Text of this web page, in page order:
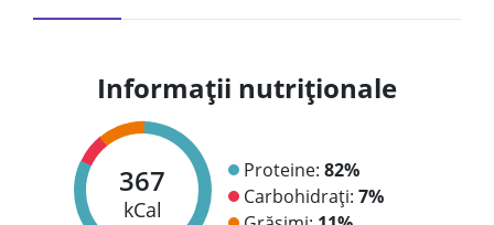
Informații nutriționale
367
kCal
Proteine: 82%
Carbohidrați: 7%